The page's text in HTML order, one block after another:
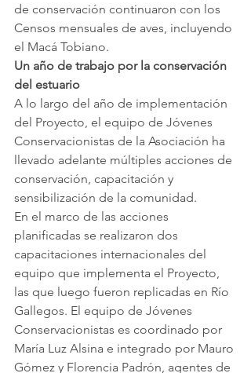
de conservación continuaron con los
Censos mensuales de aves, incluyendo
el Macá Tobiano.
Un año de trabajo por la conservación
del estuario
A lo largo del año de implementación
del Proyecto, el equipo de Jóvenes
Conservacionistas de la Asociación ha
llevado adelante múltiples acciones de
conservación, capacitación y
sensibilización de la comunidad.
En el marco de las acciones
planificadas se realizaron dos
capacitaciones internacionales del
equipo que implementa el Proyecto,
las que luego fueron replicadas en Río
Gallegos. El equipo de Jóvenes
Conservacionistas es coordinado por
María Luz Alsina e integrado por Mauro
Gómez y Florencia Padrón, agentes de